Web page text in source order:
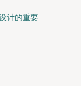
计的重要